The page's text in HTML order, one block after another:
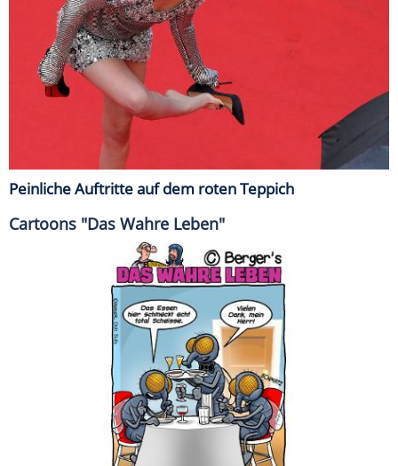
Peinliche Auftritte auf dem roten Teppich
Cartoons "Das Wahre Leben"